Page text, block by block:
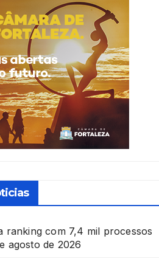
ranking com 7,4 mil processos
agosto de 2026